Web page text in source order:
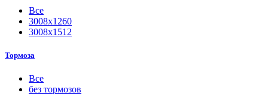
Все
3008х1260
3008х1512
Тормоза
Все
без тормозов